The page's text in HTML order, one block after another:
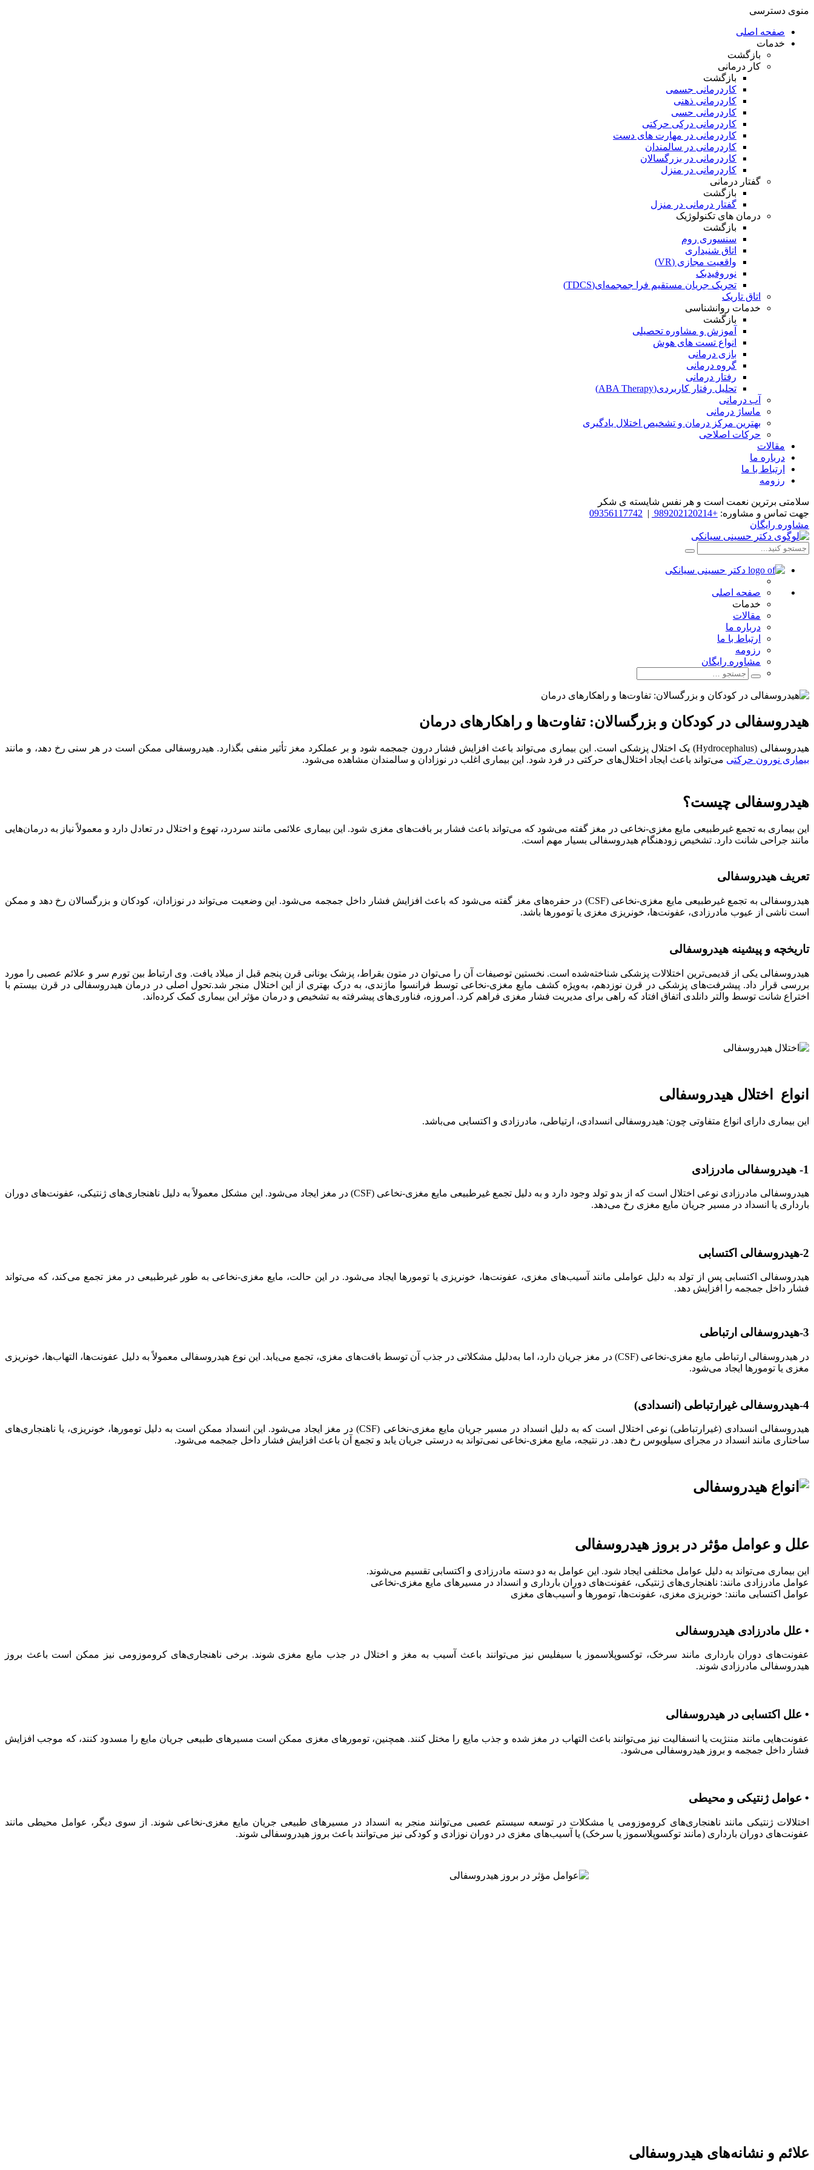
منوی دسترسی
صفحه اصلی
خدمات
بازگشت
کار درمانی
بازگشت
کاردرمانی جسمی
کاردرمانی ذهنی
کاردرمانی حسی
کاردرمانی درکی حرکتی
کاردرمانی در مهارت های دست
کاردرمانی در سالمندان
کاردرمانی در بزرگسالان
کاردرمانی در منزل
گفتار درمانی
بازگشت
گفتار درمانی در منزل
درمان های تکنولوژیک
بازگشت
سنسوری روم
اتاق شنیداری
واقعیت مجازی (VR)
نوروفیدبک
تحریک جریان مستقیم فرا جمجمه‌ای(TDCS)
اتاق تاریک
خدمات روانشناسی
بازگشت
آموزش و مشاوره تحصیلی
انواع تست های هوش
بازی درمانی
گروه درمانی
رفتار درمانی
تحلیل رفتار کاربردی(ABA Therapy)
آب درمانی
ماساژ درمانی
بهترین مرکز درمان و تشخیص اختلال یادگیری
حرکات اصلاحی
مقالات
درباره ما
ارتباط با ما
رزومه
سلامتی برترین نعمت است و هر نفس شایسته­ ی شکر
جهت تماس و مشاوره: +989202120214
|
09356117742
مشاوره رایگان
صفحه اصلی
خدمات
مقالات
درباره ما
ارتباط با ما
رزومه
مشاوره رایگان
هیدروسفالی در کودکان و بزرگسالان: تفاوت‌ها و راهکارهای درمان
هیدروسفالی (Hydrocephalus) یک اختلال پزشکی است. این بیماری می‌تواند باعث افزایش فشار درون جمجمه شود و بر عملکرد مغز تأثیر منفی بگذارد. هیدروسفالی ممکن است در هر سنی رخ دهد، و مانند
بیماری نورون حرکتی می‌تواند باعث ایجاد اختلال‌های حرکتی در فرد شود. این بیماری اغلب در نوزادان و سالمندان مشاهده می‌شود.
هیدروسفالی چیست؟
این بیماری به تجمع غیرطبیعی مایع مغزی-نخاعی در مغز گفته می‌شود که می‌تواند باعث فشار بر بافت‌های مغزی شود. این بیماری علائمی مانند سردرد، تهوع و اختلال در تعادل دارد و معمولاً نیاز به درمان‌هایی
مانند جراحی شانت دارد. تشخیص زودهنگام هیدروسفالی بسیار مهم است.
تعریف هیدروسفالی
هیدروسفالی به تجمع غیرطبیعی مایع مغزی-نخاعی (CSF) در حفره‌های مغز گفته می‌شود که باعث افزایش فشار داخل جمجمه می‌شود. این وضعیت می‌تواند در نوزادان، کودکان و بزرگسالان رخ دهد و ممکن
است ناشی از عیوب مادرزادی، عفونت‌ها، خونریزی مغزی یا تومورها باشد.
تاریخچه و پیشینه هیدروسفالی
هیدروسفالی یکی از قدیمی‌ترین اختلالات پزشکی شناخته‌شده است. نخستین توصیفات آن را می‌توان در متون بقراط، پزشک یونانی قرن پنجم قبل از میلاد یافت. وی ارتباط بین تورم سر و علائم عصبی را مورد
بررسی قرار داد. پیشرفت‌های پزشکی در قرن نوزدهم، به‌ویژه کشف مایع مغزی-نخاعی توسط فرانسوا ماژندی، به درک بهتری از این اختلال منجر شد.تحول اصلی در درمان هیدروسفالی در قرن بیستم با
اختراع شانت توسط والتر دانلدی اتفاق افتاد که راهی برای مدیریت فشار مغزی فراهم کرد. امروزه، فناوری‌های پیشرفته به تشخیص و درمان مؤثر این بیماری کمک کرده‌اند.
انواع اختلال هیدروسفالی
این بیماری دارای انواع متفاوتی چون: هیدروسفالی انسدادی، ارتیاطی، مادرزادی و اکتسابی می‌باشد.
1- هیدروسفالی مادرزادی
هیدروسفالی مادرزادی نوعی اختلال است که از بدو تولد وجود دارد و به دلیل تجمع غیرطبیعی مایع مغزی-نخاعی (CSF) در مغز ایجاد می‌شود. این مشکل معمولاً به دلیل ناهنجاری‌های ژنتیکی، عفونت‌های دوران
بارداری یا انسداد در مسیر جریان مایع مغزی رخ می‌دهد.
2-هیدروسفالی اکتسابی
هیدروسفالی اکتسابی پس از تولد به دلیل عواملی مانند آسیب‌های مغزی، عفونت‌ها، خونریزی یا تومورها ایجاد می‌شود. در این حالت، مایع مغزی-نخاعی به طور غیرطبیعی در مغز تجمع می‌کند، که می‌تواند
فشار داخل جمجمه را افزایش دهد.
3-هیدروسفالی ارتباطی
در هیدروسفالی ارتباطی مایع مغزی-نخاعی (CSF) در مغز جریان دارد، اما به‌دلیل مشکلاتی در جذب آن توسط بافت‌های مغزی، تجمع می‌یابد. این نوع هیدروسفالی معمولاً به دلیل عفونت‌ها، التهاب‌ها، خونریزی
مغزی یا تومورها ایجاد می‌شود.
4-هیدروسفالی غیرارتباطی (انسدادی)
هیدروسفالی انسدادی (غیرارتباطی) نوعی اختلال است که به دلیل انسداد در مسیر جریان مایع مغزی-نخاعی (CSF) در مغز ایجاد می‌شود. این انسداد ممکن است به دلیل تومورها، خونریزی، یا ناهنجاری‌های
ساختاری مانند انسداد در مجرای سیلویوس رخ دهد. در نتیجه، مایع مغزی-نخاعی نمی‌تواند به درستی جریان یابد و تجمع آن باعث افزایش فشار داخل جمجمه می‌شود.
علل و عوامل مؤثر در بروز هیدروسفالی
این بیماری می‌تواند به دلیل عوامل مختلفی ایجاد شود. این عوامل به دو دسته مادرزادی و اکتسابی تقسیم می‌شوند.
عوامل مادرزادی مانند: ناهنجاری‌های ژنتیکی، عفونت‌های دوران بارداری و انسداد در مسیرهای مایع مغزی-نخاعی
عوامل اکتسابی مانند: خونریزی مغزی، عفونت‌ها، تومورها و آسیب‌های مغزی
• علل مادرزادی هیدروسفالی
عفونت‌های دوران بارداری مانند سرخک، توکسوپلاسموز یا سیفلیس نیز می‌توانند باعث آسیب به مغز و اختلال در جذب مایع مغزی شوند. برخی ناهنجاری‌های کروموزومی نیز ممکن است باعث بروز
هیدروسفالی مادرزادی شوند.
• علل اکتسابی در هیدروسفالی
عفونت‌هایی مانند مننژیت یا انسفالیت نیز می‌توانند باعث التهاب در مغز شده و جذب مایع را مختل کنند. همچنین، تومورهای مغزی ممکن است مسیرهای طبیعی جریان مایع را مسدود کنند، که موجب افزایش
فشار داخل جمجمه و بروز هیدروسفالی می‌شود.
• عوامل ژنتیکی و محیطی
اختلالات ژنتیکی مانند ناهنجاری‌های کروموزومی یا مشکلات در توسعه سیستم عصبی می‌توانند منجر به انسداد در مسیرهای طبیعی جریان مایع مغزی-نخاعی شوند. از سوی دیگر، عوامل محیطی مانند
عفونت‌های دوران بارداری (مانند توکسوپلاسموز یا سرخک) یا آسیب‌های مغزی در دوران نوزادی و کودکی نیز می‌توانند باعث بروز هیدروسفالی شوند.
علائم و نشانه‌های هیدروسفالی